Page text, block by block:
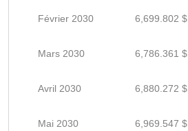
Février 2030 6,699.802 $
Mars 2030 6,786.361 $
Avril 2030 6,880.272 $
Mai 2030 6,969.547 $